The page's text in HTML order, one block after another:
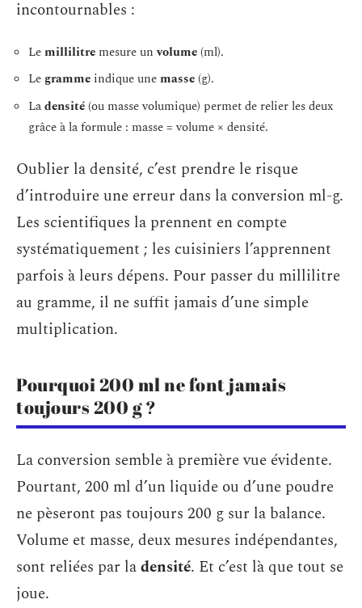
incontournables :
Lemillilitre mesure unvolume(ml).
Le gramme indique unemasse(g).
Ladensité(ou masse volumique) permet de relier les deux
grâce à la formule : masse = volume × densité.
Oublier la densité, c’est prendre le risque
d’introduire une erreur dans la conversion ml-g.
Les scientifiques la prennent en compte
systématiquement ; les cuisiniers l’apprennent
parfois à leurs dépens. Pour passer du millilitre
au gramme, il ne suffit jamais d’une simple
multiplication.
Pourquoi 200 ml ne font jamais
toujours 200 g ?
La conversion semble à première vue évidente.
Pourtant, 200 ml d’un liquide ou d’une poudre
ne pèseront pas toujours 200 g sur la balance.
Volume et masse, deux mesures indépendantes,
sont reliées par ladensité. Et c’est là que tout se
joue.